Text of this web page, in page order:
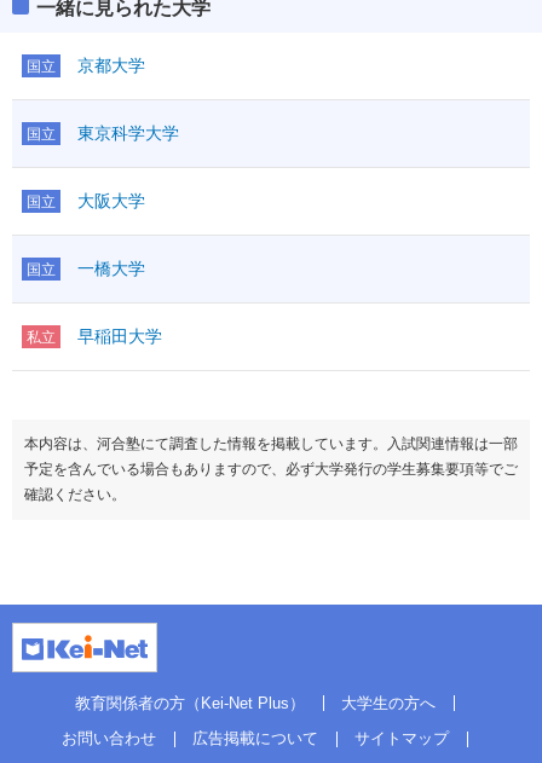
一緒に見られた大学
国立 京都大学
国立 東京科学大学
国立 大阪大学
国立 一橋大学
私立 早稲田大学
本内容は、河合塾にて調査した情報を掲載しています。入試関連情報は一部
予定を含んでいる場合もありますので、必ず大学発行の学生募集要項等でご
確認ください。
教育関係者の方（Kei-Net Plus）
大学生の方へ
お問い合わせ
広告掲載について サイトマップ